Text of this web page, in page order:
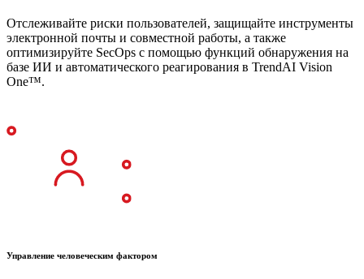
Отслеживайте риски пользователей, защищайте инструменты
электронной почты и совместной работы, а также
оптимизируйте SecOps с помощью функций обнаружения на
базе ИИ и автоматического реагирования в TrendAI Vision
One™.
Управление человеческим фактором